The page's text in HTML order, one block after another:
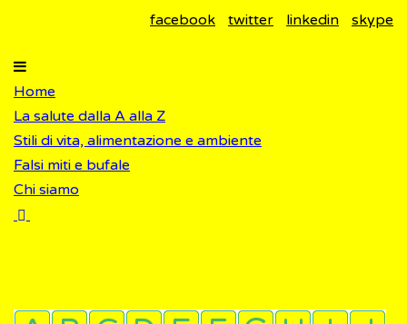
facebook twitter linkedin skype
Home
La salute dalla A alla Z
Stili di vita, alimentazione e ambiente
Falsi miti e bufale
Chi siamo